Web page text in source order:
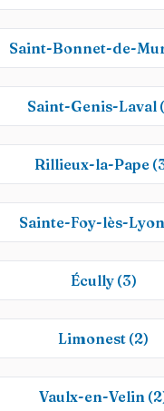
Saint-Bonnet-de-
Saint-Genis-Laval
Rillieux-la-Pape
Sainte-Foy-lès-Lyon
Écully (3)
Limonest (2)
Vaulx-en-Velin